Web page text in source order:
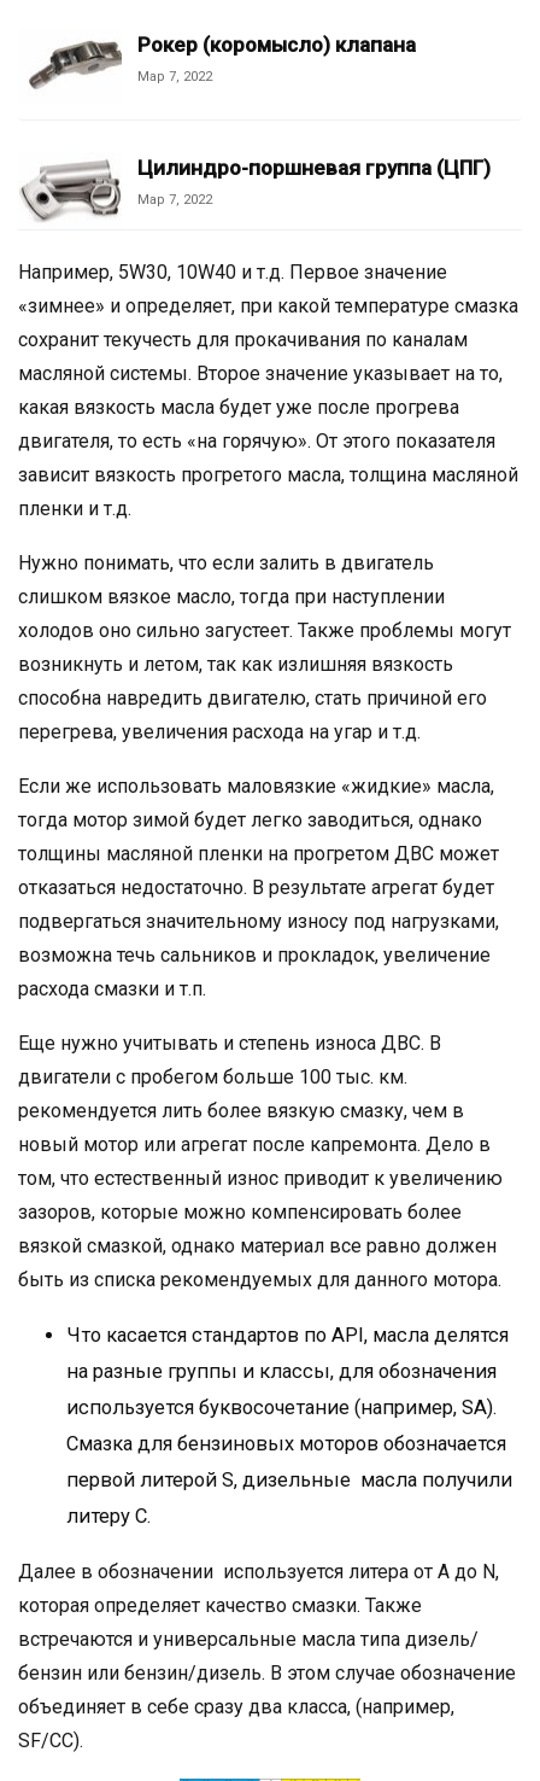
Рокер (коромысло) клапана
Мар 7, 2022
Цилиндро-поршневая группа (ЦПГ)
Мар 7, 2022
Например, 5W30, 10W40 и т.д. Первое значение
«зимнее» и определяет, при какой температуре смазка
сохранит текучесть для прокачивания по каналам
масляной системы. Второе значение указывает на то,
какая вязкость масла будет уже после прогрева
двигателя, то есть «на горячую». От этого показателя
зависит вязкость прогретого масла, толщина масляной
пленки и т.д.
Нужно понимать, что если залить в двигатель
слишком вязкое масло, тогда при наступлении
холодов оно сильно загустеет. Также проблемы могут
возникнуть и летом, так как излишняя вязкость
способна навредить двигателю, стать причиной его
перегрева, увеличения расхода на угар и т.д.
Если же использовать маловязкие «жидкие» масла,
тогда мотор зимой будет легко заводиться, однако
толщины масляной пленки на прогретом ДВС может
отказаться недостаточно. В результате агрегат будет
подвергаться значительному износу под нагрузками,
возможна течь сальников и прокладок, увеличение
расхода смазки и т.п.
Еще нужно учитывать и степень износа ДВС. В
двигатели с пробегом больше 100 тыс. км.
рекомендуется лить более вязкую смазку, чем в
новый мотор или агрегат после капремонта. Дело в
том, что естественный износ приводит к увеличению
зазоров, которые можно компенсировать более
вязкой смазкой, однако материал все равно должен
быть из списка рекомендуемых для данного мотора.
Что касается стандартов по API, масла делятся
на разные группы и классы, для обозначения
используется буквосочетание (например, SA).
Смазка для бензиновых моторов обозначается
первой литерой S, дизельные масла получили
литеру С.
Далее в обозначении используется литера от А до N,
которая определяет качество смазки. Также
встречаются и универсальные масла типа дизель/
бензин или бензин/дизель. В этом случае обозначение
объединяет в себе сразу два класса, (например,
SF/CC).